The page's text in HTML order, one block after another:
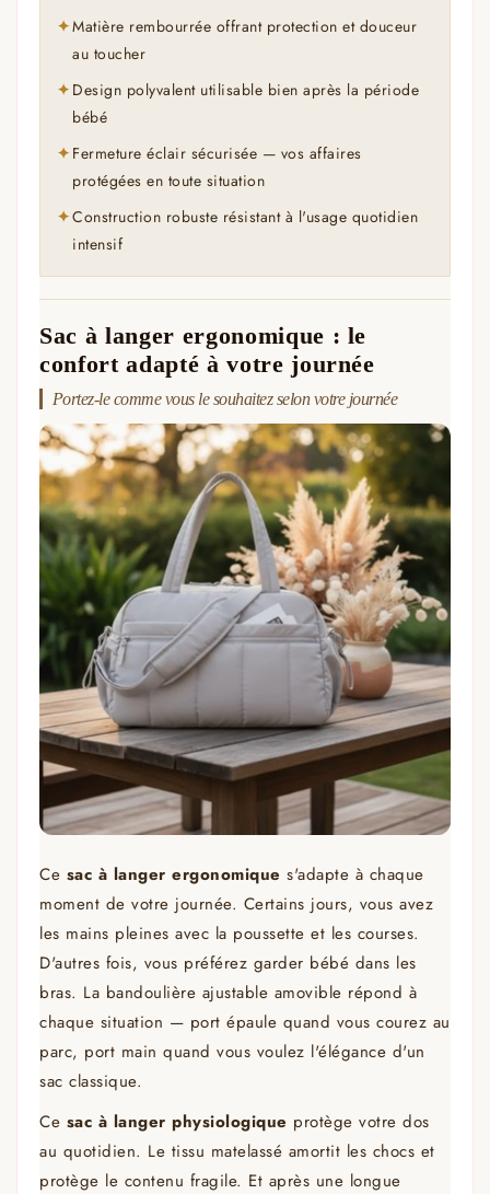
✦ Matière rembourrée offrant protection et douceur
au toucher
✦ Design polyvalent utilisable bien après la période
bébé
✦ Fermeture éclair sécurisée — vos affaires
protégées en toute situation
✦ Construction robuste résistant à l'usage quotidien
intensif
Sac à langer ergonomique : le
confort adapté à votre journée
Portez-le comme vous le souhaitez selon votre journée
Ce sac à langer ergonomique s'adapte à chaque
moment de votre journée. Certains jours, vous avez
les mains pleines avec la poussette et les courses.
D'autres fois, vous préférez garder bébé dans les
bras. La bandoulière ajustable amovible répond à
chaque situation — port épaule quand vous courez au
parc, port main quand vous voulez l'élégance d'un
sac classique.
Ce sac à langer physiologique protège votre dos
au quotidien. Le tissu matelassé amortit les chocs et
protège le contenu fragile. Et après une longue